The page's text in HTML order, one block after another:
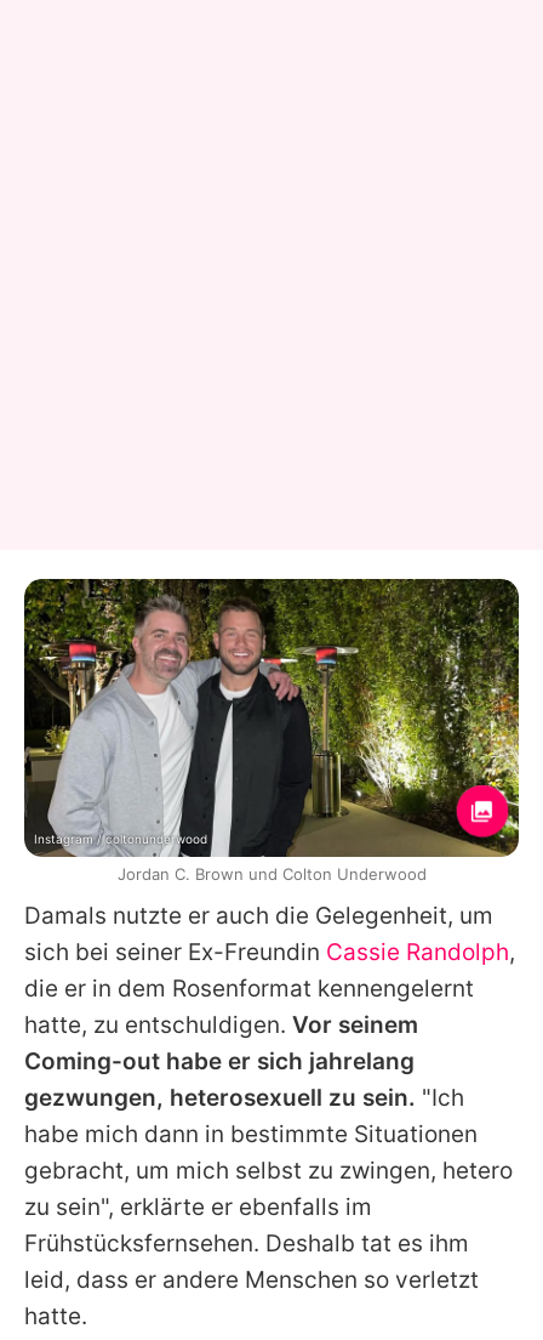
Damals nutzte er auch die Gelegenheit, um
sich bei seiner Ex-Freundin Cassie Randolph,
die er in dem Rosenformat kennengelernt
hatte, zu entschuldigen. Vor seinem
Coming-out habe er sich jahrelang
gezwungen, heterosexuell zu sein. "Ich
habe mich dann in bestimmte Situationen
gebracht, um mich selbst zu zwingen, hetero
zu sein", erklärte er ebenfalls im
Frühstücksfernsehen. Deshalb tat es ihm
leid, dass er andere Menschen so verletzt
hatte.
Instagram / coltonunderwood
Jordan C. Brown und Colton Underwood